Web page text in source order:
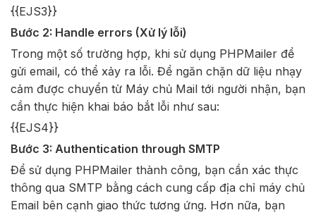
{{EJS3}}
Bước 2: Handle errors (Xử lý lỗi)
Trong một số trường hợp, khi sử dụng PHPMailer để
gửi email, có thể xảy ra lỗi. Để ngăn chặn dữ liệu nhạy
cảm được chuyển từ Máy chủ Mail tới người nhận, bạn
cần thực hiện khai báo bắt lỗi như sau:
{{EJS4}}
Bước 3: Authentication through SMTP
Để sử dụng PHPMailer thành công, bạn cần xác thực
thông qua SMTP bằng cách cung cấp địa chỉ máy chủ
Email bên cạnh giao thức tương ứng. Hơn nữa, bạn